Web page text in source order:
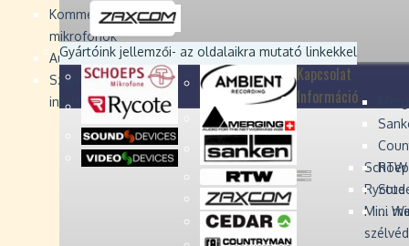
Kommentátor-
mikrofonok
Audio Monitors
Számítógépes audió
interfész
Rycote
Mini
...
Devices
Devices
Zaxcom
Zaxcom
Gyártóink jellemzői- az oldalaikra mutató linkekkel
Kapcsolat
Információ